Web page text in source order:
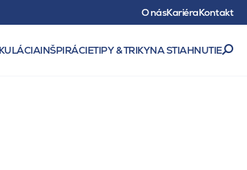
O násKariéraKontakt
INŠPIRÁCIETIPY & TRIKYNA STIAHNUTIE